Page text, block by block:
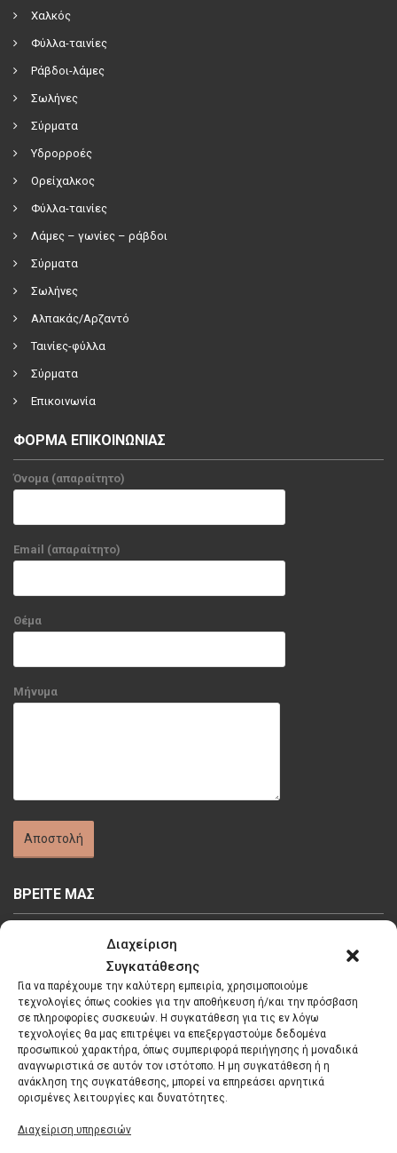
Διαχείριση
Συγκατάθεσης
Για να παρέχουμε την καλύτερη εμπειρία, χρησιμοποιούμε
τεχνολογίες όπως cookies για την αποθήκευση ή/και την πρόσβαση
σε πληροφορίες συσκευών. Η συγκατάθεση για τις εν λόγω
τεχνολογίες θα μας επιτρέψει να επεξεργαστούμε δεδομένα
προσωπικού χαρακτήρα, όπως συμπεριφορά περιήγησης ή μοναδικά
αναγνωριστικά σε αυτόν τον ιστότοπο. Η μη συγκατάθεση ή η
ανάκληση της συγκατάθεσης, μπορεί να επηρεάσει αρνητικά
ορισμένες λειτουργίες και δυνατότητες.
Διαχείριση υπηρεσιών
Χαλκός
Φύλλα-ταινίες
Ράβδοι-λάμες
Σωλήνες
Σύρματα
Υδρορροές
Ορείχαλκος
Φύλλα-ταινίες
Λάμες – γωνίες – ράβδοι
Σύρματα
Σωλήνες
Αλπακάς/Αρζαντό
Ταινίες-φύλλα
Σύρματα
Επικοινωνία
ΦΟΡΜΑ ΕΠΙΚΟΙΝΩΝΙΑΣ
Όνομα (απαραίτητο)
Email (απαραίτητο)
Θέμα
Μήνυμα
ΒΡΕΙΤΕ ΜΑΣ
Κάντε κλικ στο κουμπί 'Συμφωνώ' για να
ενεργοποιήσετε το Google maps.
Πολιτική Cookies
Συμφωνώ